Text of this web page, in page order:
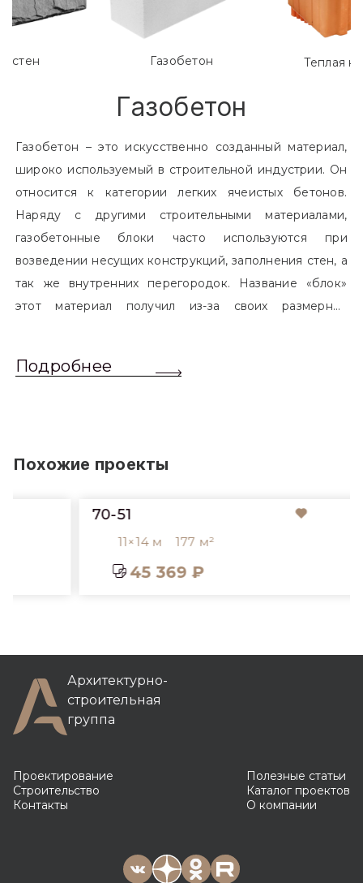
Газобетон Теплая
Газобетон
Газобетон – это искусственно созданный материал,
широко используемый в строительной индустрии. Он
относится к категории легких ячеистых бетонов.
Наряду с другими строительными материалами,
газобетонные блоки часто используются при
возведении несущих конструкций, заполнения стен, а
так же внутренних перегородок. Название «блок»
этот материал получил из-за своих размерных
обычный одинарный кирпич. Размер блоков различен
Подробнее
Похожие проекты
70-51
11×14 м 177 м²
45 369 ₽
Архитектурно-
строительная
группа
Проектирование
Строительство
Контакты
Полезные статьи
Каталог проектов
О компании